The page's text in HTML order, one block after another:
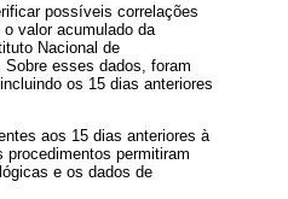
possíveis correlações
valor acumulado da
Nacional de
Sobre esses dados, foram
os 15 dias anteriores
aos 15 dias anteriores à
permitiram
e os dados de